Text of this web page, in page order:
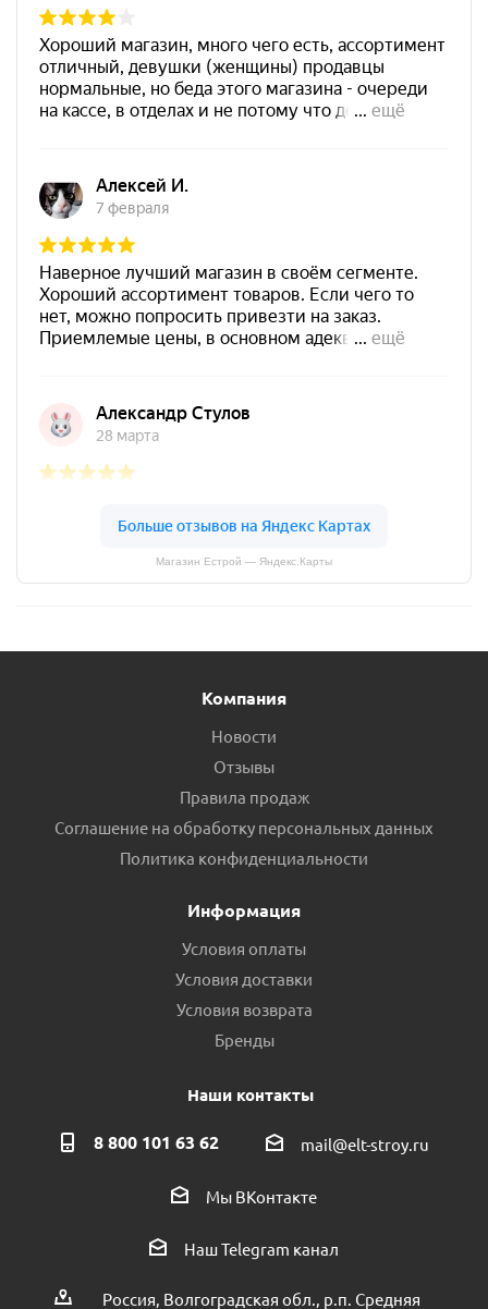
Магазин Естрой — Яндекс.Карты
Компания
Новости
Отзывы
Правила продаж
Соглашение на обработку персональных данных
Политика конфиденциальности
Информация
Условия оплаты
Условия доставки
Условия возврата
Бренды
Наши контакты
8 800 101 63 62 mail@elt-stroy.ru
Мы ВКонтакте
Наш Telegram канал
Россия, Волгоградская обл., р.п. Средняя